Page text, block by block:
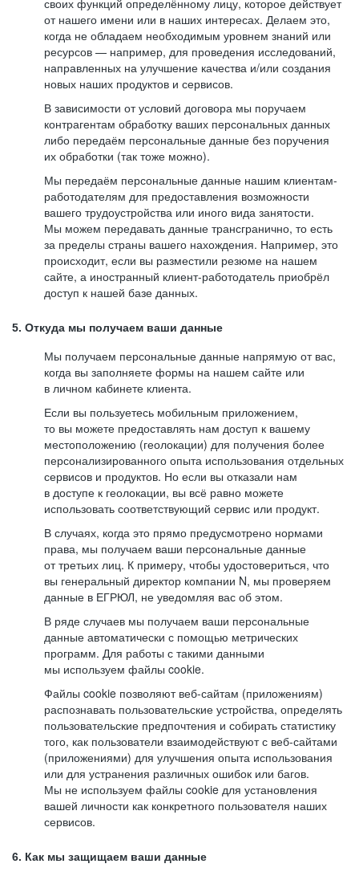
своих функций определённому лицу, которое действует
от нашего имени или в наших интересах. Делаем это,
когда не обладаем необходимым уровнем знаний или
ресурсов — например, для проведения исследований,
направленных на улучшение качества и/или создания
новых наших продуктов и сервисов.
В зависимости от условий договора мы поручаем
контрагентам обработку ваших персональных данных
либо передаём персональные данные без поручения
их обработки (так тоже можно).
Мы передаём персональные данные нашим клиентам-
работодателям для предоставления возможности
вашего трудоустройства или иного вида занятости.
Мы можем передавать данные трансгранично, то есть
за пределы страны вашего нахождения. Например, это
происходит, если вы разместили резюме на нашем
сайте, а иностранный клиент-работодатель приобрёл
доступ к нашей базе данных.
5. Откуда мы получаем ваши данные
Мы получаем персональные данные напрямую от вас,
когда вы заполняете формы на нашем сайте или
в личном кабинете клиента.
Если вы пользуетесь мобильным приложением,
то вы можете предоставлять нам доступ к вашему
местоположению (геолокации) для получения более
персонализированного опыта использования отдельных
сервисов и продуктов. Но если вы отказали нам
в доступе к геолокации, вы всё равно можете
использовать соответствующий сервис или продукт.
В случаях, когда это прямо предусмотрено нормами
права, мы получаем ваши персональные данные
от третьих лиц. К примеру, чтобы удостовериться, что
вы генеральный директор компании N, мы проверяем
данные в ЕГРЮЛ, не уведомляя вас об этом.
В ряде случаев мы получаем ваши персональные
данные автоматически с помощью метрических
программ. Для работы с такими данными
мы используем файлы cookie.
Файлы cookie позволяют веб-сайтам (приложениям)
распознавать пользовательские устройства, определять
пользовательские предпочтения и собирать статистику
того, как пользователи взаимодействуют с веб-сайтами
(приложениями) для улучшения опыта использования
или для устранения различных ошибок или багов.
Мы не используем файлы cookie для установления
вашей личности как конкретного пользователя наших
сервисов.
6. Как мы защищаем ваши данные